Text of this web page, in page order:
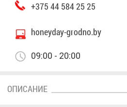
+375 44 584 25 25
honeyday-grodno.by
09:00 - 20:00
ОПИ­СА­НИЕ